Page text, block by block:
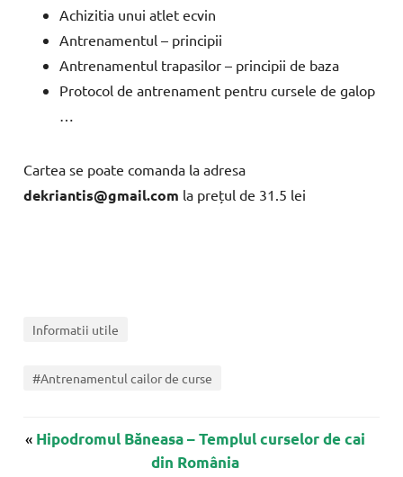
Achizitia unui atlet ecvin
Antrenamentul – principii
Antrenamentul trapasilor – principii de baza
Protocol de antrenament pentru cursele de galop
…
Cartea se poate comanda la adresa
dekriantis@gmail.com la prețul de 31.5 lei
Informatii utile
#Antrenamentul cailor de curse
« Hipodromul Băneasa – Templul curselor de cai
din România